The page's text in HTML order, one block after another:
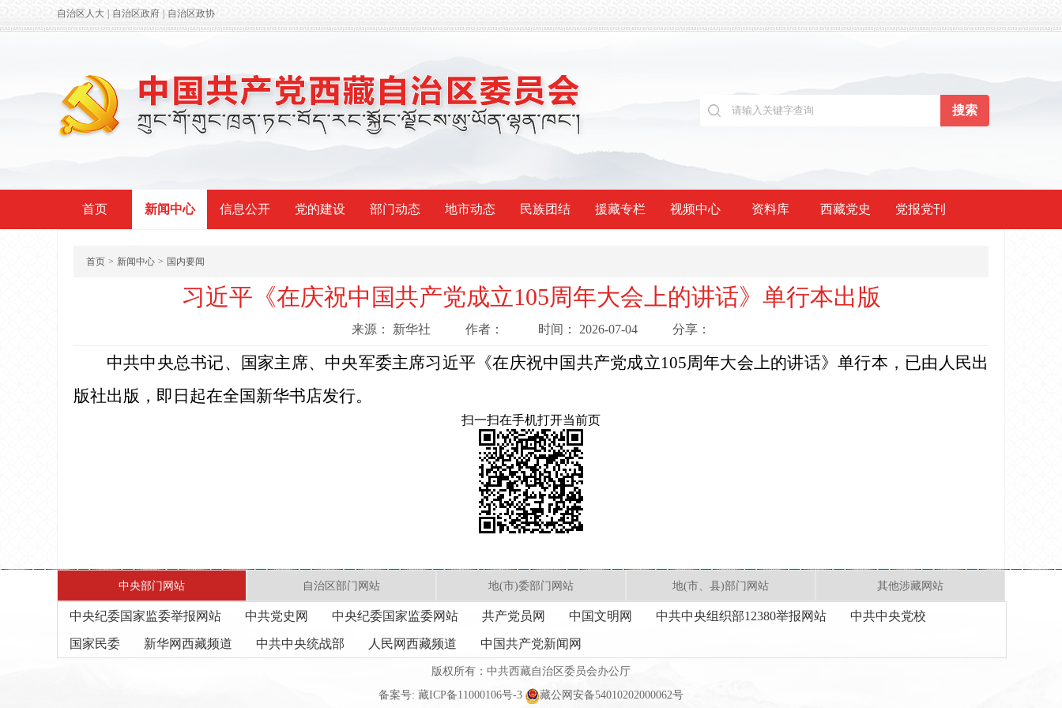
自治区人大 自治区政府 自治区政协
首页 新闻中心 信息公开 党的建设 部门动态 地市动态 民族团结 援藏专栏 视频中心 资料库 西藏党史 党报党刊
首页 > 新闻中心 > 国内要闻
习近平《在庆祝中国共产党成立105周年大会上的讲话》单行本出版
来源： 新华社 作者： 时间： 2026-07-04 分享：
中共中央总书记、国家主席、中央军委主席习近平《在庆祝中国共产党成立105周年大会上的讲话》单行本，已由人民出
版社出版，即日起在全国新华书店发行。
扫一扫在手机打开当前页
中央部门网站 自治区部门网站 地(市)委部门网站 地(市、县)部门网站 其他涉藏网站
中央纪委国家监委举报网站 中共党史网 中央纪委国家监委网站 共产党员网 中国文明网 中共中央组织部12380举报网站 中共中央党校
国家民委 新华网西藏频道 中共中央统战部 人民网西藏频道 中国共产党新闻网
版权所有：中共西藏自治区委员会办公厅
备案号: 藏ICP备11000106号-3 藏公网安备54010202000062号